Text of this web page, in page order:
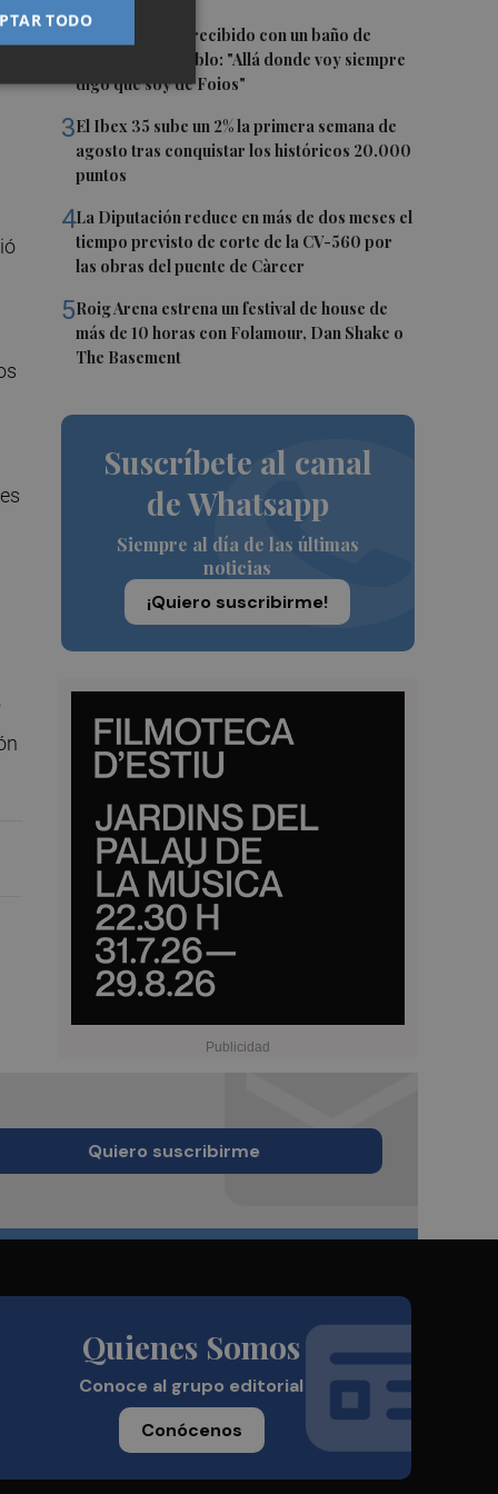
2 Ferran Torres, recibido con un baño de
masas en su pueblo: "Allá donde voy siempre
digo que soy de Foios"
3El Ibex 35 sube un 2% la primera semana de
agosto tras conquistar los históricos 20.000
puntos
4La Diputación reduce en más de dos meses el
tiempo previsto de corte de la CV-560 por
las obras del puente de Càrcer
5Roig Arena estrena un festival de house de
más de 10 horas con Folamour, Dan Shake o
The Basement
Suscríbete al canal
de Whatsapp
Siempre al día de las últimas
noticias
¡Quiero suscribirme!
Quiero suscribirme
Quienes Somos
Conoce al grupo editorial
Conócenos
TODO